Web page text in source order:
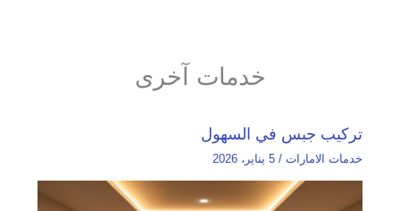
خدمات آخرى
تركيب جبس في السهول
خدمات الامارات/ 5 يناير، 2026